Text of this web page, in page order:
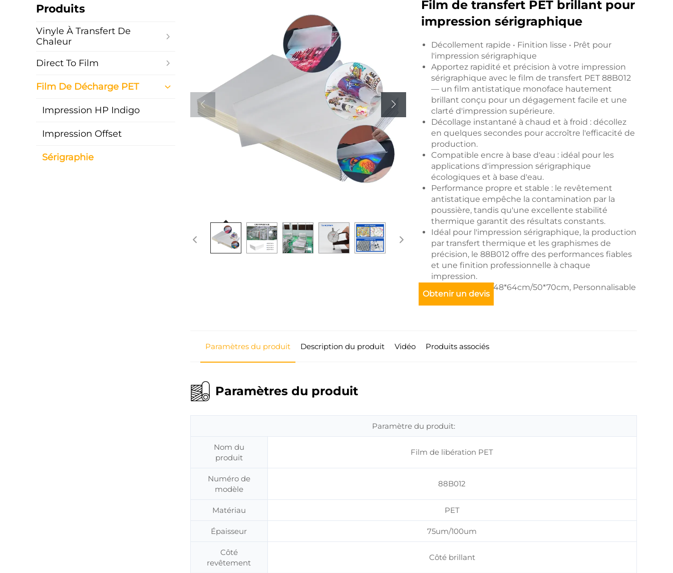
Produits
Vinyle À Transfert De
Chaleur
Direct To Film
Film De Décharge PET
Impression HP Indigo
Impression Offset
Sérigraphie
Film de transfert PET brillant pour
impression sérigraphique
Décollement rapide • Finition lisse • Prêt pour
l'impression sérigraphique
Apportez rapidité et précision à votre impression
sérigraphique avec le film de transfert PET 88B012
— un film antistatique monoface hautement
brillant conçu pour un dégagement facile et une
clarté d'impression supérieure.
Décollage instantané à chaud et à froid : décollez
en quelques secondes pour accroître l'efficacité de
production.
Compatible encre à base d'eau : idéal pour les
applications d'impression sérigraphique
écologiques et à base d'eau.
Performance propre et stable : le revêtement
antistatique empêche la contamination par la
poussière, tandis qu'une excellente stabilité
thermique garantit des résultats constants.
Idéal pour l'impression sérigraphique, la production
par transfert thermique et les graphismes de
précision, le 88B012 offre des performances fiables
et une finition professionnelle à chaque
impression.
taille : 39*54cm/48*64cm/50*70cm, Personnalisable
Obtenir un devis
Paramètres du produit Description du produit Vidéo Produits associés
Paramètres du produit
Paramètre du produit:
Nom du
produit
Film de libération PET
Numéro de
modèle
88B012
Matériau PET
Épaisseur 75um/100um
Côté
revêtement
Côté brillant